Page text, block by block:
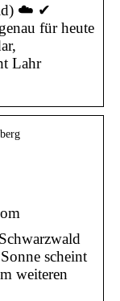
☁️ ✔
für heute
Lahr
scheint
weiteren